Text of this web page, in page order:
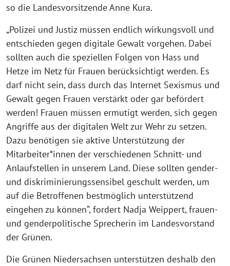
so die Landesvorsitzende Anne Kura.
„Polizei und Justiz müssen endlich wirkungsvoll und
entschieden gegen digitale Gewalt vorgehen. Dabei
sollten auch die speziellen Folgen von Hass und
Hetze im Netz für Frauen berücksichtigt werden. Es
darf nicht sein, dass durch das Internet Sexismus und
Gewalt gegen Frauen verstärkt oder gar befördert
werden! Frauen müssen ermutigt werden, sich gegen
Angriffe aus der digitalen Welt zur Wehr zu setzen.
Dazu benötigen sie aktive Unterstützung der
Mitarbeiter*innen der verschiedenen Schnitt- und
Anlaufstellen in unserem Land. Diese sollten gender-
und diskriminierungssensibel geschult werden, um
auf die Betroffenen bestmöglich unterstützend
eingehen zu können“, fordert Nadja Weippert, frauen-
und genderpolitische Sprecherin im Landesvorstand
der Grünen.
Die Grünen Niedersachsen unterstützen deshalb den